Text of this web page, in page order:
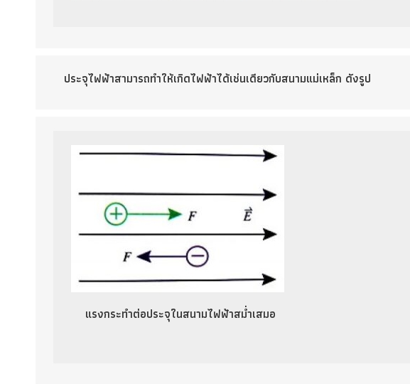
ประจุไฟฟ้าสามารถทำให้เกิดไฟฟ้าได้เช่นเดียวกับสนามแม่เหล็ก ดังรูป
แรงกระทำต่อประจุในสนามไฟฟ้าสม่ำเสมอ